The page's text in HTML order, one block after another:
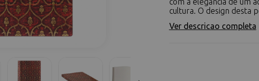
cultura. O design desta
Ver descricao completa